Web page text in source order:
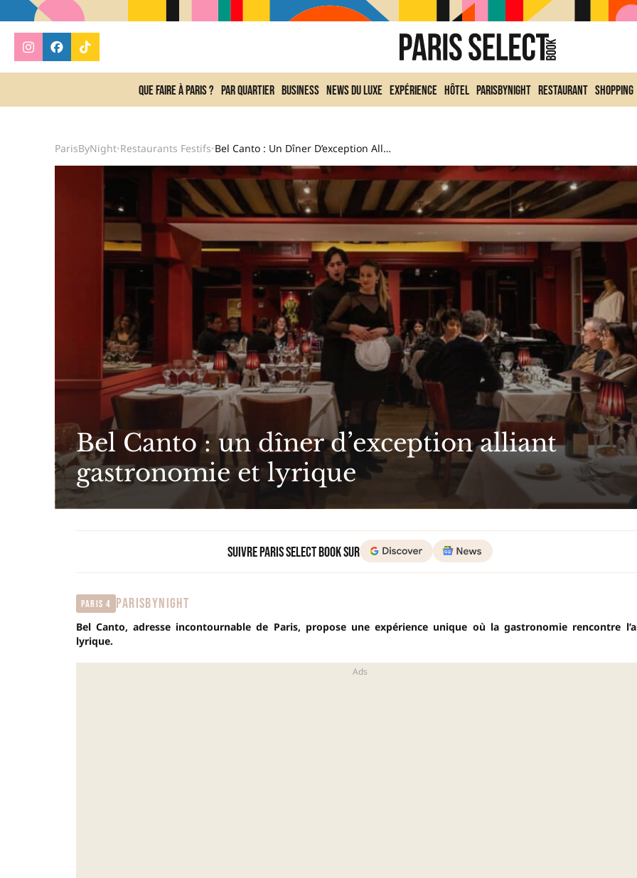
Que faire à Paris ? Par quartier Business News du Luxe Expérience Hôtel ParisByNight Restaurant Shopping
ParisByNight•Restaurants Festifs• Bel Canto : Un Dîner D’exception Alliant Gastronomie Et Lyrique
Bel Canto : un dîner d’exception alliant
gastronomie et lyrique
Suivre Paris Select Book sur
Paris 4 PARISBYNIGHT
Bel Canto, adresse incontournable de Paris, propose une expérience unique où la gastronomie rencontre
lyrique.